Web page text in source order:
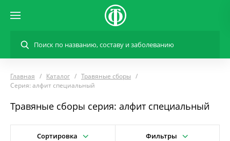
Главная Каталог
Травяные сборы
Серия: алфит специальный
Травяные сборы серия: алфит специальный
Сортировка Фильтры